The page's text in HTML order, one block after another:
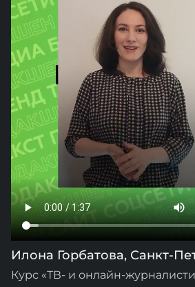
Илона Горбатова, Санкт-
Курс «ТВ- и онлайн-